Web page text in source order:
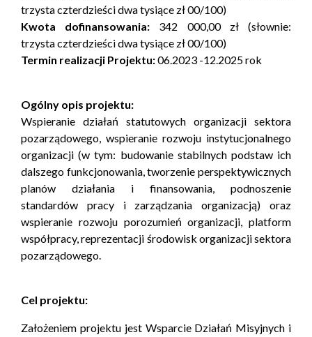
trzysta czterdzieści dwa tysiące zł 00/100)
Kwota dofinansowania: 342 000,00 zł (słownie:
trzysta czterdzieści dwa tysiące zł 00/100)
Termin realizacji Projektu:06.2023 -12.2025 rok
Ogólny opis projektu:
Wspieranie działań statutowych organizacji sektora
pozarządowego, wspieranie rozwoju instytucjonalnego
organizacji (w tym: budowanie stabilnych podstaw ich
dalszego funkcjonowania, tworzenie perspektywicznych
planów działania i finansowania, podnoszenie
standardów pracy i zarządzania organizacją) oraz
wspieranie rozwoju porozumień organizacji, platform
współpracy, reprezentacji środowisk organizacji sektora
pozarządowego.
Cel projektu:
Założeniem projektu jest Wsparcie Działań Misyjnych i